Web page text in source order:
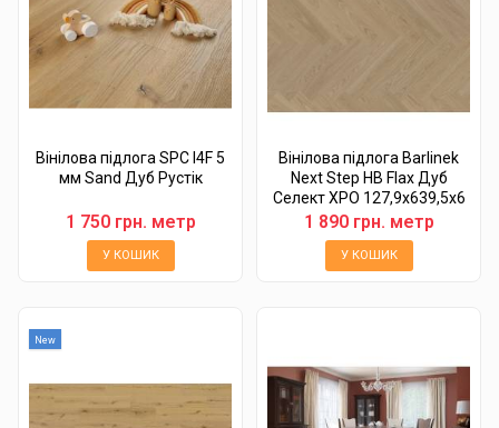
Вінілова підлога SPC I4F 5
мм Sand Дуб Рустік
1 750 грн. метр
У КОШИК
Вінілова підлога Barlinek
Next Step HB Flax Дуб
Cелект XPO 127,9x639,5x6
1 890 грн. метр
У КОШИК
New